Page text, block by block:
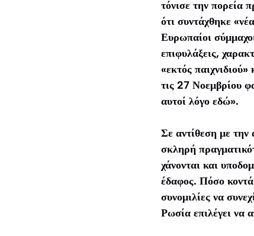
τόνισε την πορεία
ότι συντάχθηκε
Ευρωπαίοι
επιφυλάξεις,
«εκτός
τις 27 Νοεμβρίου
αυτοί λόγο εδώ».
Σε αντίθεση με την
σκληρή
χάνονται και
έδαφος. Πόσο
συνομιλίες να
Ρωσία επιλέγει να